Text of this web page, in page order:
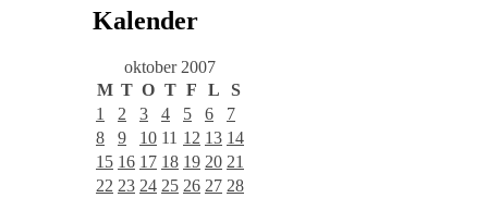
kategori
Kalender
oktober 2007
M T O T F L
S
1
2 3 4 5 6
7
8
9 10 11 12 13 14
15 16 17 18 19 20 21
22 23 24 25 26 27 28